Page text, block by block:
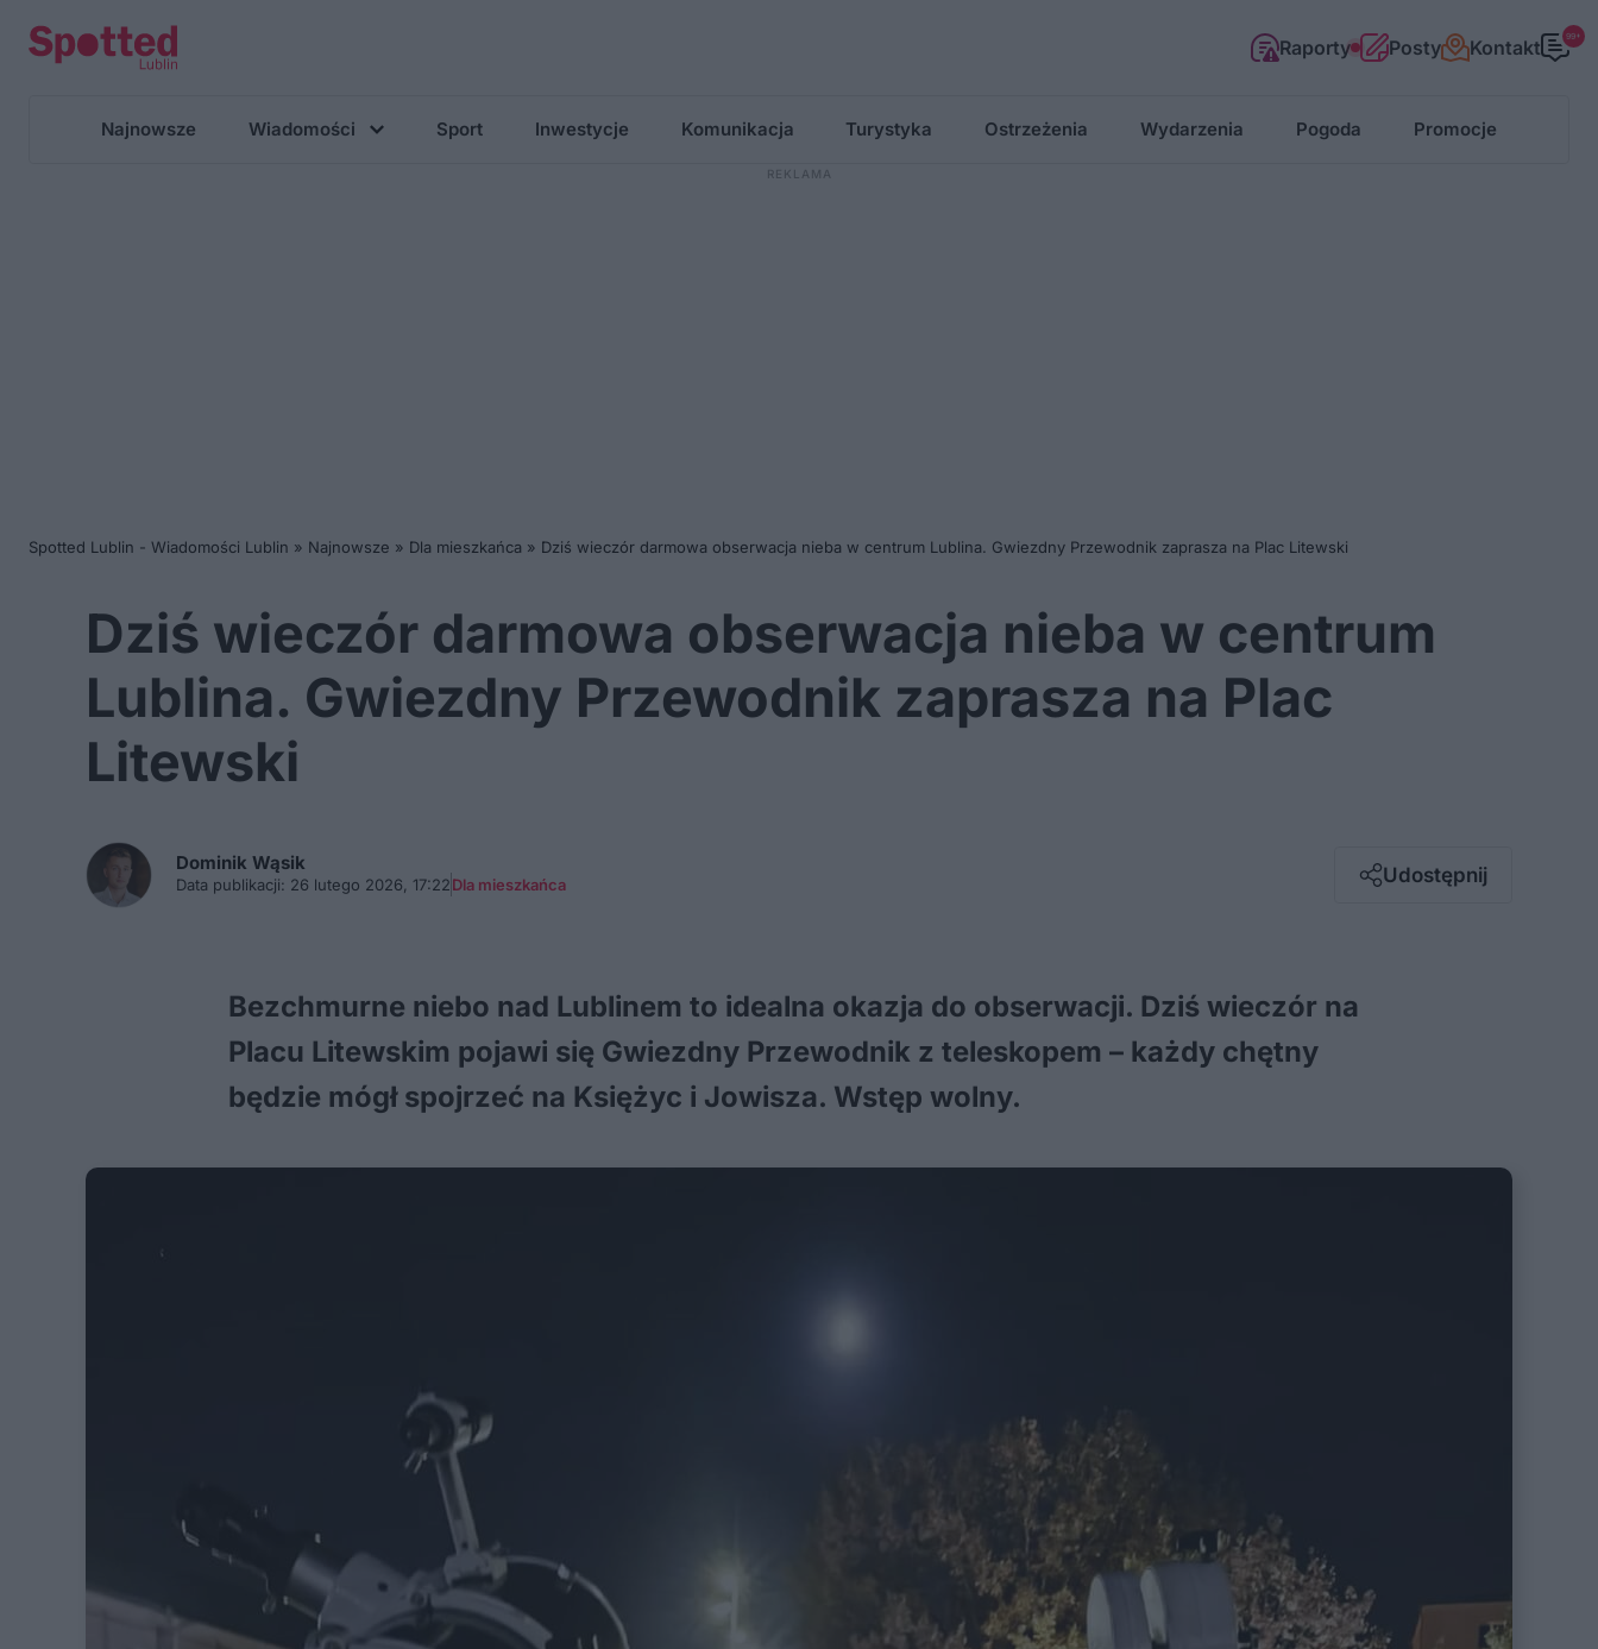
Raporty Posty Kontakt 99+
Najnowsze Wiadomości Sport Inwestycje Komunikacja Turystyka Ostrzeżenia Wydarzenia Pogoda Promocje
Spotted Lublin - Wiadomości Lublin » Najnowsze » Dla mieszkańca » Dziś wieczór darmowa obserwacja nieba w centrum Lublina. Gwiezdny Przewodnik zaprasza na Plac Litewski
Dziś wieczór darmowa obserwacja nieba w centrum
Lublina. Gwiezdny Przewodnik zaprasza na Plac
Litewski
Dominik Wąsik
Data publikacji: 26 lutego 2026, 17:22Dla mieszkańca Udostępnij
Messenger
Bezchmurne niebo nad Lublinem to idealna okazja do obserwacji. Dziś wieczór na
Placu Litewskim pojawi się Gwiezdny Przewodnik z teleskopem – każdy chętny
będzie mógł spojrzeć na Księżyc i Jowisza. Wstęp wolny.